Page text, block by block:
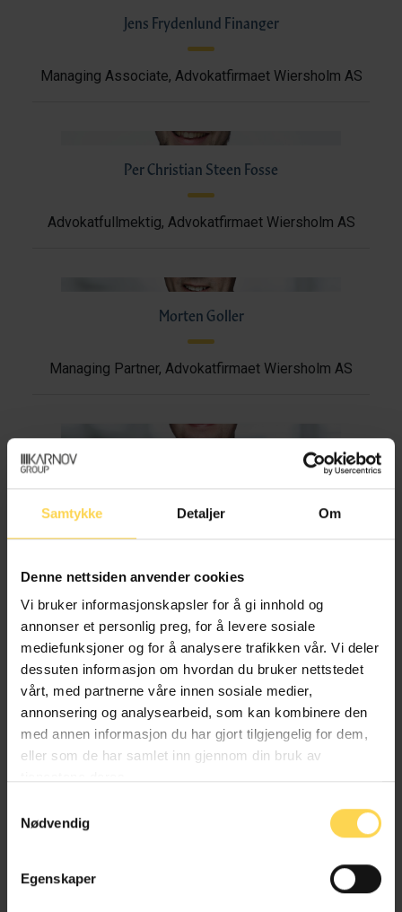
Samtykke Detaljer Om
Denne nettsiden anvender cookies
Vi bruker informasjonskapsler for å gi innhold og
annonser et personlig preg, for å levere sosiale
mediefunksjoner og for å analysere trafikken vår. Vi deler
dessuten informasjon om hvordan du bruker nettstedet
vårt, med partnerne våre innen sosiale medier,
annonsering og analysearbeid, som kan kombinere den
med annen informasjon du har gjort tilgjengelig for dem,
eller som de har samlet inn gjennom din bruk av
Nødvendig
Egenskaper
Jens Frydenlund Finanger
Managing Associate, Advokatfirmaet Wiersholm AS
Per Christian Steen Fosse
Advokatfullmektig, Advokatfirmaet Wiersholm AS
Morten Goller
Managing Partner, Advokatfirmaet Wiersholm AS
Senior associate, Advokatfirmaet Wiersholm AS
Alexander Hanssen
Managing Associate, Advokatfirmaet Wiersholm AS
Maria Koch Haugane
Advokat / Associate, Advokatfirmaet Wiersholm AS